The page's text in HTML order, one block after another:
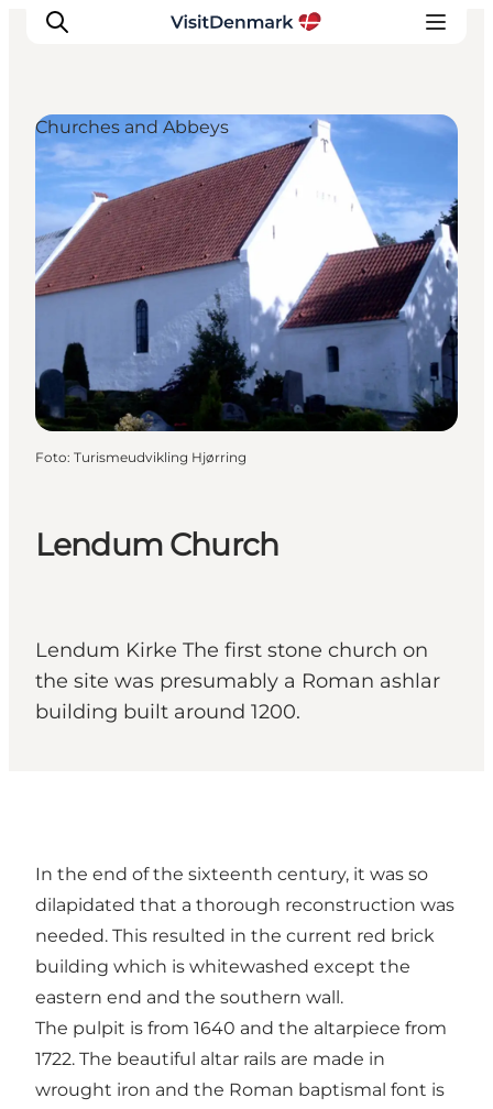
Inspiration
Resmål
Aktiviteter
Övernatta
Planera resan
Lendum Church
Lendum Kirke The first stone church on
the site was presumably a Roman ashlar
building built around 1200.
Churches and Abbeys
Foto: Turismeudvikling Hjørring
In the end of the sixteenth century, it was so
dilapidated that a thorough reconstruction was
needed. This resulted in the current red brick
building which is whitewashed except the
eastern end and the southern wall.
The pulpit is from 1640 and the altarpiece from
1722. The beautiful altar rails are made in
wrought iron and the Roman baptismal font is